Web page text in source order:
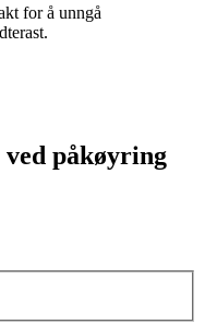
for å unngå
påkøyring